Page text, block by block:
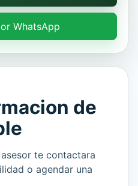
WhatsApp
de
te contactara
o agendar una